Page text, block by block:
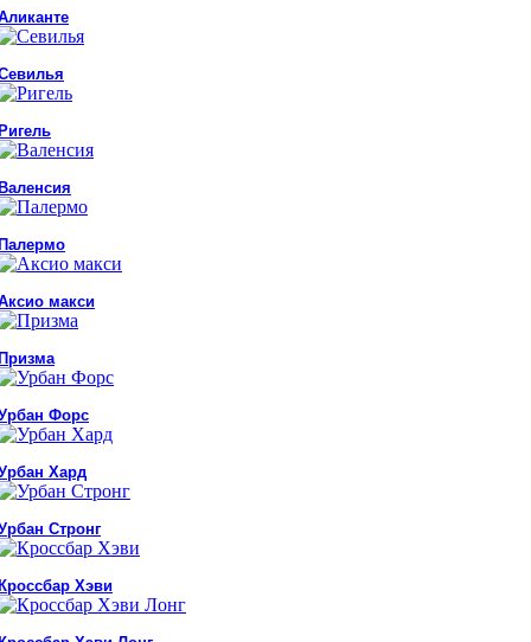
макси
Форс
Хард
Стронг
Хэви